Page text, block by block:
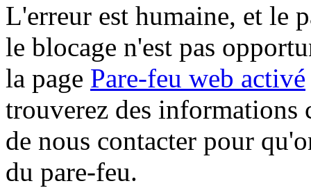
L'erreur est humaine, et le
le blocage n'est pas
la page Pare-feu web activé
trouverez des informations
de nous contacter pour
du pare-feu.